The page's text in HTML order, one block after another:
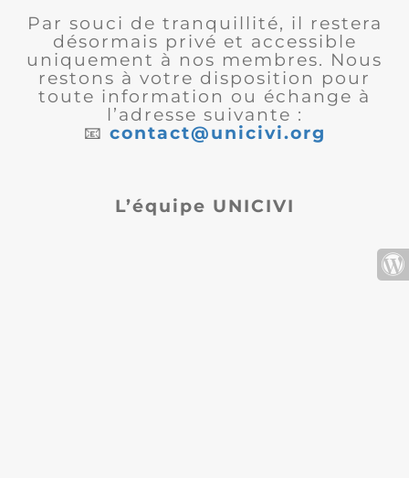
Par souci de tranquillité, il restera
désormais privé et accessible
uniquement à nos membres. Nous
restons à votre disposition pour
toute information ou échange à
l’adresse suivante :
📧 contact@unicivi.org
L’équipe UNICIVI